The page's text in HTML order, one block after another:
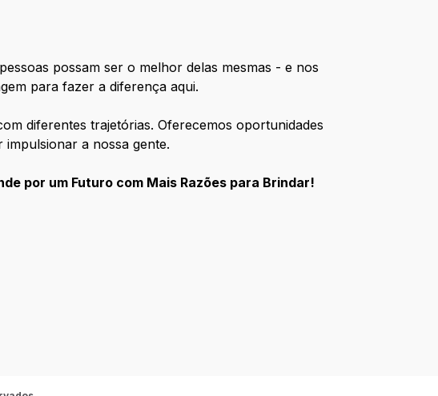
possam ser o melhor delas mesmas - e nos
para fazer a diferença aqui.
diferentes trajetórias. Oferecemos oportunidades
a nossa gente.
por um Futuro com Mais Razões para Brindar!